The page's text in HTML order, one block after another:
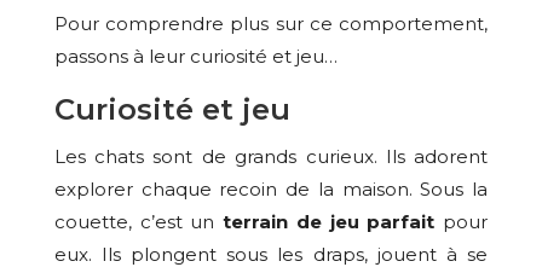
Pour comprendre plus sur ce comportement,
passons à leur curiosité et jeu…
Curiosité et jeu
Les chats sont de grands curieux. Ils adorent
explorer chaque recoin de la maison. Sous la
couette, c’est unterrain de jeu parfait pour
eux. Ils plongent sous les draps, jouent à se